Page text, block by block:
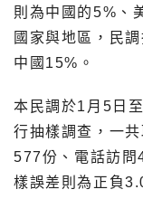
則為中國的5%、
國家與地區，民
中國15%。
本民調於1月5日
行抽樣調查，一
577份、電話訪問
樣誤差則為正負